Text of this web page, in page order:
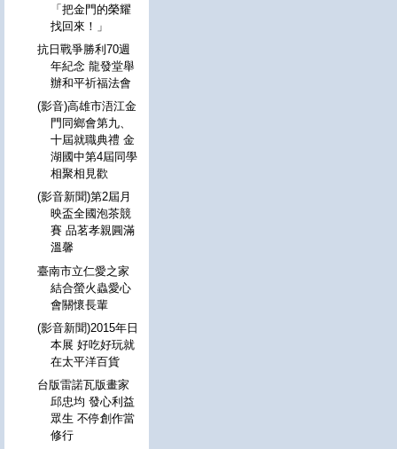
「把金門的榮耀
找回來！」
抗日戰爭勝利70週
年紀念 龍發堂舉
辦和平祈福法會
(影音)高雄市浯江金
門同鄉會第九、
十屆就職典禮 金
湖國中第4屆同學
相聚相見歡
(影音新聞)第2屆月
映盃全國泡茶競
賽 品茗孝親圓滿
溫馨
臺南市立仁愛之家
結合螢火蟲愛心
會關懷長輩
(影音新聞)2015年日
本展 好吃好玩就
在太平洋百貨
台版雷諾瓦版畫家
邱忠均 發心利益
眾生 不停創作當
修行